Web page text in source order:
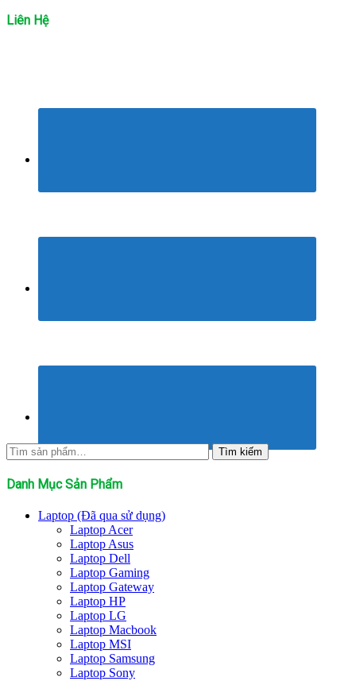
Liên Hệ
Tìm
kiếm:
Tìm kiếm
Danh Mục Sản Phẩm
Laptop (Đã qua sử dụng)
Laptop Acer
Laptop Asus
Laptop Dell
Laptop Gaming
Laptop Gateway
Laptop HP
Laptop LG
Laptop Macbook
Laptop MSI
Laptop Samsung
Laptop Sony